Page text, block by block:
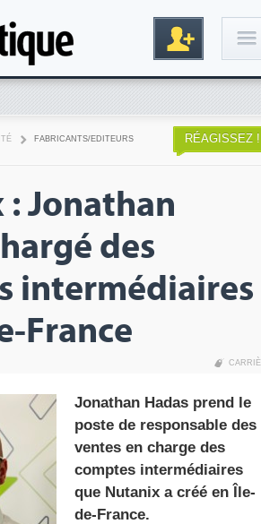
Inscription
gratuite
FABRICANTS/EDITEURS RÉAGISSEZ !
Jonathan
des
intermédiaires
France
Jonathan Hadas prend le
poste de responsable des
ventes en charge des
comptes intermédiaires
que Nutanix a créé en Île-
de-France.